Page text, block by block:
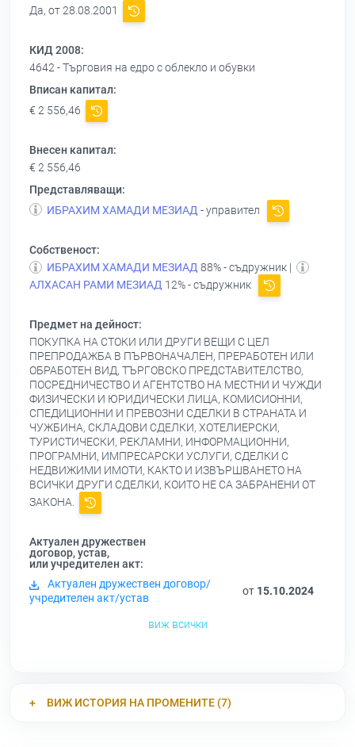
Да, от 28.08.2001
КИД 2008:
4642 - Търговия на едро с облекло и обувки
Вписан капитал:
€ 2 556,46
Внесен капитал:
€ 2 556,46
Представляващи:
ИБРАХИМ ХАМАДИ МЕЗИАД - управител
Собственост:
ИБРАХИМ ХАМАДИ МЕЗИАД 88% - съдружник |
АЛХАСАН РАМИ МЕЗИАД 12% - съдружник
Предмет на дейност:
ПОКУПКА НА СТОКИ ИЛИ ДРУГИ ВЕЩИ С ЦЕЛ
ПРЕПРОДАЖБА В ПЪРВОНАЧАЛЕН, ПРЕРАБОТЕН ИЛИ
ОБРАБОТЕН ВИД, ТЪРГОВСКО ПРЕДСТАВИТЕЛСТВО,
ПОСРЕДНИЧЕСТВО И АГЕНТСТВО НА МЕСТНИ И ЧУЖДИ
ФИЗИЧЕСКИ И ЮРИДИЧЕСКИ ЛИЦА, КОМИСИОННИ,
СПЕДИЦИОННИ И ПРЕВОЗНИ СДЕЛКИ В СТРАНАТА И
ЧУЖБИНА, СКЛАДОВИ СДЕЛКИ, ХОТЕЛИЕРСКИ,
ТУРИСТИЧЕСКИ, РЕКЛАМНИ, ИНФОРМАЦИОННИ,
ПРОГРАМНИ, ИМПРЕСАРСКИ УСЛУГИ, СДЕЛКИ С
НЕДВИЖИМИ ИМОТИ, КАКТО И ИЗВЪРШВАНЕТО НА
ВСИЧКИ ДРУГИ СДЕЛКИ, КОИТО НЕ СА ЗАБРАНЕНИ ОТ
ЗАКОНА.
Актуален дружествен
договор, устав,
или учредителен акт:
Актуален дружествен договор/
учредителен акт/устав
от 15.10.2024
виж всички
ВИЖ ИСТОРИЯ НА ПРОМЕНИТЕ (7)